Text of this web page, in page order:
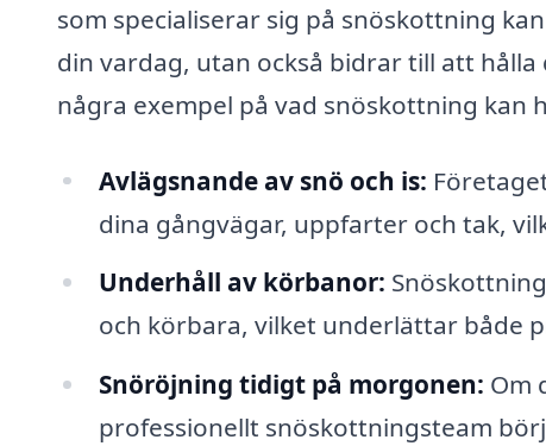
som specialiserar sig på snöskottning
din vardag, utan också bidrar till att
några exempel på vad snöskottning kan
Avlägsnande av snö och is:
dina gångvägar, uppfarter och tak,
Underhåll av körbanor:
och körbara, vilket underlättar både
Snöröjning tidigt på morgonen: Om
professionellt snöskottningsteam